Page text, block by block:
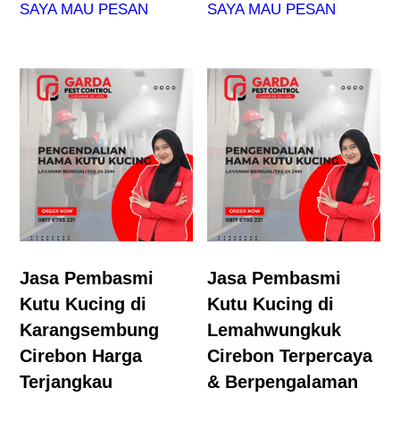
SAYA MAU PESAN SAYA MAU PESAN
Jasa Pembasmi
Kutu Kucing di
Karangsembung
Cirebon Harga
Terjangkau
Jasa Pembasmi
Kutu Kucing di
Lemahwungkuk
Cirebon Terpercaya
& Berpengalaman